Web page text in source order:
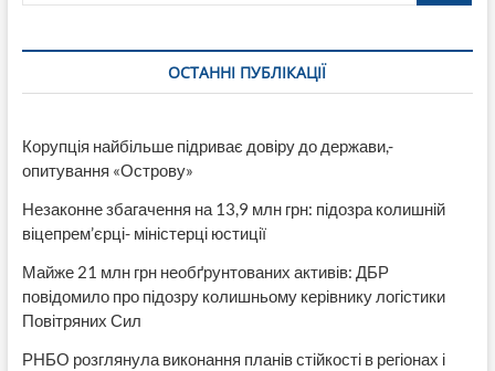
мітинг
РІГ
ВІЛКУЛІВ”
ОСТАННІ ПУБЛІКАЦІЇ
Корупція найбільше підриває довіру до держави,-
опитування «Острову»
Незаконне збагачення на 13,9 млн грн: підозра колишній
віцепрем’єрці- міністерці юстиції
Майже 21 млн грн необґрунтованих активів: ДБР
повідомило про підозру колишньому керівнику логістики
Повітряних Сил
РНБО розглянула виконання планів стійкості в регіонах і